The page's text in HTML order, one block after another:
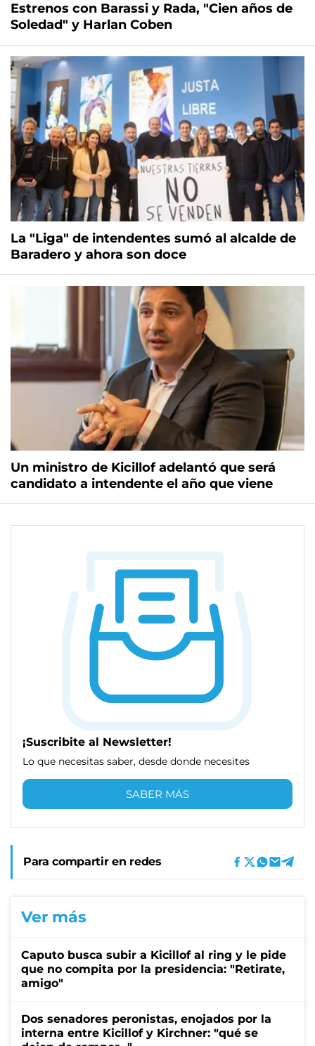
Estrenos con Barassi y Rada, "Cien años de
Soledad" y Harlan Coben
La "Liga" de intendentes sumó al alcalde de
Baradero y ahora son doce
Un ministro de Kicillof adelantó que será
candidato a intendente el año que viene
¡Suscribite al Newsletter!
Lo que necesitas saber, desde donde necesites
SABER MÁS
Para compartir en redes
Ver más
Caputo busca subir a Kicillof al ring y le pide
que no compita por la presidencia: "Retirate,
amigo"
Dos senadores peronistas, enojados por la
interna entre Kicillof y Kirchner: "qué se